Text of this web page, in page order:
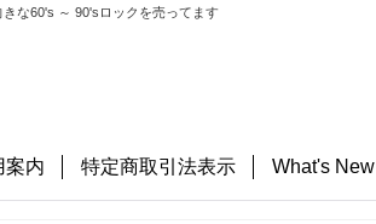
な60's ～ 90'sロックを売ってます
案内 特定商取引法表示 What's New